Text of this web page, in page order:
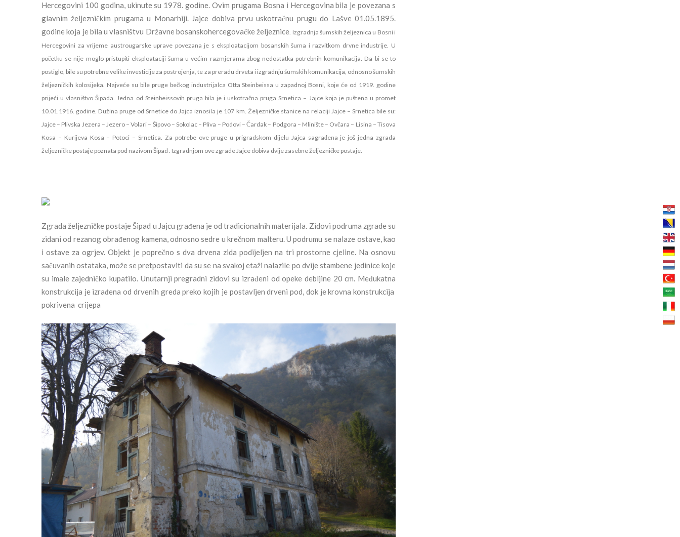
Hercegovini 100 godina, ukinute su 1978. godine. Ovim prugama Bosna i Hercegovina bila je povezana s
glavnim željezničkim prugama u Monarhiji. Jajce dobiva prvu uskotračnu prugu do Lašve 01.05.1895.
godine koja je bila u vlasništvu Državne bosanskohercegovačke željeznice. Izgradnja šumskih željeznica u Bosni i
Hercegovini za vrijeme austrougarske uprave povezana je s eksploatacijom bosanskih šuma i razvitkom drvne industrije. U
početku se nije moglo pristupiti eksploataciji šuma u većim razmjerama zbog nedostatka potrebnih komunikacija. Da bi se to
postiglo, bile su potrebne velike investicije za postrojenja, te za preradu drveta i izgradnju šumskih komunikacija, odnosno šumskih
željezničkih kolosijeka. Najveće su bile pruge bečkog industrijalca Otta Steinbeissa u zapadnoj Bosni, koje će od 1919. godine
prijeći u vlasništvo Šipada. Jedna od Steinbeissovih pruga bila je i uskotračna pruga Srnetica – Jajce koja je puštena u promet
10.01.1916. godine. Dužina pruge od Srnetice do Jajca iznosila je 107 km. Željezničke stanice na relaciji Jajce – Srnetica bile su:
Jajce – Plivska Jezera – Jezero – Volari – Šipovo – Sokolac – Pliva – Podovi – Čardak – Podgora – Mlinište – Ovčara – Lisina – Tisova
Kosa – Kurijeva Kosa – Potoci – Srnetica. Za potrebe ove pruge u prigradskom dijelu Jajca sagrađena je još jedna zgrada
željezničke postaje poznata pod nazivom Šipad . Izgradnjom ove zgrade Jajce dobiva dvije zasebne željezničke postaje.
Zgrada željezničke postaje Šipad u Jajcu građena je od tradicionalnih materijala. Zidovi podruma zgrade su
zidani od rezanog obrađenog kamena, odnosno sedre u krečnom malteru. U podrumu se nalaze ostave, kao
i ostave za ogrjev. Objekt je poprečno s dva drvena zida podijeljen na tri prostorne cjeline. Na osnovu
sačuvanih ostataka, može se pretpostaviti da su se na svakoj etaži nalazile po dvije stambene jedinice koje
su imale zajedničko kupatilo. Unutarnji pregradni zidovi su izrađeni od opeke debljine 20 cm. Međukatna
konstrukcija je izrađena od drvenih greda preko kojih je postavljen drveni pod, dok je krovna konstrukcija
pokrivena crijepa